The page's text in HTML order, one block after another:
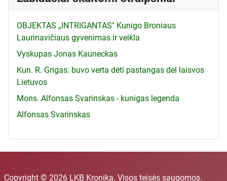
OBJEKTAS „INTRIGANTAS" Kunigo Broniaus
Laurinavičiaus gyvenimas ir veikla
Vyskupas Jonas Kauneckas
Kun. R. Grigas: buvo verta dėti pastangas dėl laisvos
Lietuvos
Mons. Alfonsas Svarinskas - kunigas legenda
Alfonsas Svarinskas
Copyright © 2026 LKB Kronika. Visos teisės saugomos.